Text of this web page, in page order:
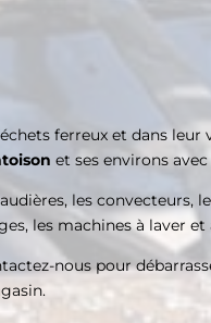
ferreux et dans leur
et ses environs
les convecteurs,
les machines à laver
nous pour